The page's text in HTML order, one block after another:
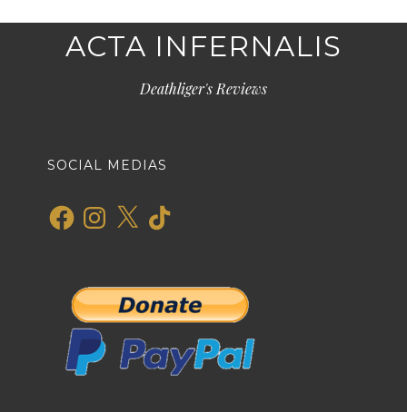
ACTA INFERNALIS
Deathliger's Reviews
SOCIAL MEDIAS
FacebookInstagram
X TikTok